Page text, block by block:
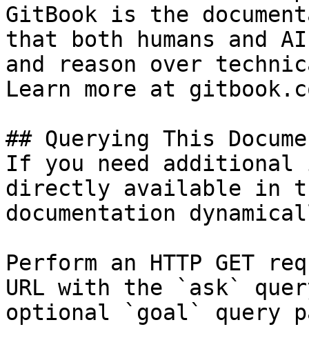
GitBook is the
that both humans and
and reason over
Learn more at
## Querying This
If you need
directly available in
documentation
Perform an HTTP GET
URL with the `ask`
optional `goal` query